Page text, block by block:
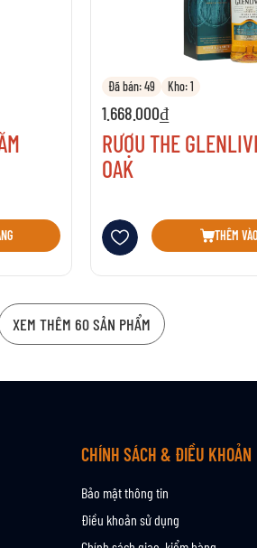
Đã bán: 49 Kho: 1
1.668.000₫
RƯỢU THE
OAK
Thêm vào danh sách yêu thích
THÊM
XEM THÊM 60 SẢN PHẨM
CHÍNH SÁCH & ĐIỀU KHOẢN
Bảo mật thông tin
Điều khoản sử dụng